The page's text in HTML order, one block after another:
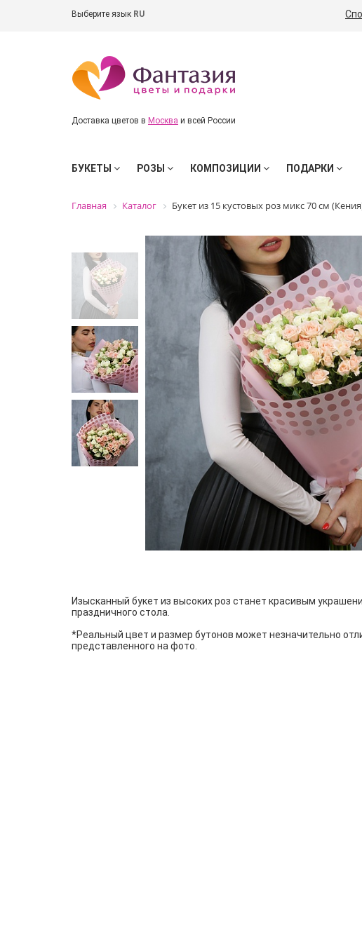
Выберите язык RU
Доставка цветов в Москва и всей России
БУКЕТЫ РОЗЫ КОМПОЗИЦИИ ПОДАРКИ
Главная Каталог Букет из 15 кустовых роз микс 70 см
Изысканный букет из высоких роз станет красивым
праздничного стола.
*Реальный цвет и размер бутонов может незначительно
представленного на фото.